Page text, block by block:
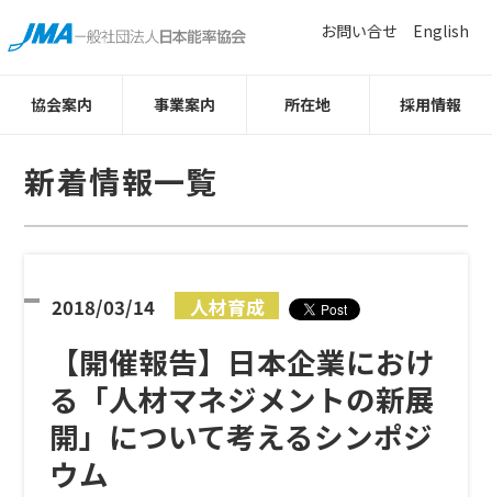
協会案内 事業案内 所在地 採用情報
お問い合せ English
新着情報一覧
【開催報告】日本企業におけ
る「人材マネジメントの新展
開」について考えるシンポジ
ウム
2018/03/14 人材育成